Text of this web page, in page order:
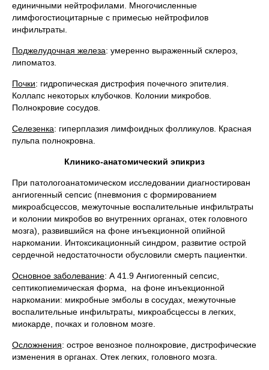
единичными нейтрофилами. Многочисленные
лимфогостиоцитарные с примесью нейтрофилов
инфильтраты.
Поджелудочная железа: умеренно выраженный склероз,
липоматоз.
Почки: гидропическая дистрофия почечного эпителия.
Коллапс некоторых клубочков. Колонии микробов.
Полнокровие сосудов.
Селезенка: гиперплазия лимфоидных фолликулов. Красная
пульпа полнокровна.
Клинико-анатомический эпикриз
При патологоанатомическом исследовании диагностирован
ангиогенный сепсис (пневмония с формированием
микроабсцессов, межуточные воспалительные инфильтраты
и колонии микробов во внутренних органах, отек головного
мозга), развившийся на фоне инъекционной опийной
наркомании. Интоксикационный синдром, развитие острой
сердечной недостаточности обусловили смерть пациентки.
Основное заболевание: А 41.9 Ангиогенный сепсис,
септикопиемическая форма, на фоне инъекционной
наркомании: микробные эмболы в сосудах, межуточные
воспалительные инфильтраты, микроабсцессы в легких,
миокарде, почках и головном мозге.
Осложнения: острое венозное полнокровие, дистрофические
изменения в органах. Отек легких, головного мозга.